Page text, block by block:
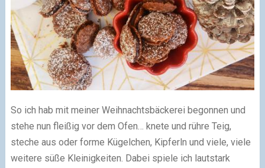
So ich hab mit meiner Weihnachtsbäckerei begonnen und
stehe nun fleißig vor dem Ofen… knete und rühre Teig,
steche aus oder forme Kügelchen, Kipferln und viele, viele
weitere süße Kleinigkeiten. Dabei spiele ich lautstark